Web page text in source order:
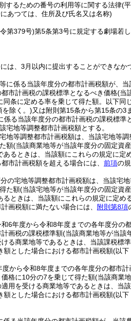
するための番号の利用等に関する法律(
あつては、住所及び氏名又は名称)
第379号)第5条第3号に規定する劇場若
は、3月以内に提出することができなか
に係る当該年度分の都市計画税額が、
市計画税の課税標準となるべき価格(当
条に定める率を乗じて得た額。以下同
を除く。)又は附則第15条から第15条の3
係る当該年度分の都市計画税の課税標準
宅地等調整都市計画税額とする。
地等調整都市計画税額は、当該宅地等
額(当該商業地等が当該年度分の固定資
るときは、当該額にこれらの規定に定
市計画税額を超える場合には、 前項の
の宅地等調整都市計画税額は、当該宅
た額(当該宅地等が当該年度分の固定資
ときは、当該額にこれらの規定に定め
画税額に満たない場合には、
附則第8項
6年度から令和8年度までの各年度分の都
画税の課税標準額(当該商業地等が当該
る商業地等であるときは、当該課税標
額とした場合における都市計画税額(以下
から令和8年度までの各年度分の都市計
格に10分の7を乗じて得た額(当該商業
用を受ける商業地等であるときは、当
額とした場合における都市計画税額(以下